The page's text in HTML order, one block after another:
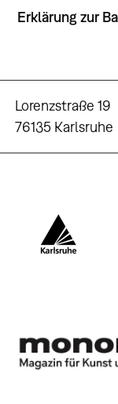
Erklärung zur
Lorenzstraße 19
76135 Karlsruhe